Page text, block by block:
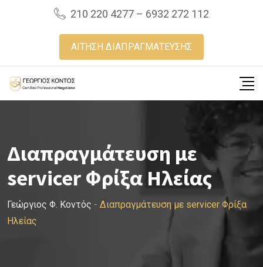
210 220 4277 – 6932 272 112
ΑΙΤΗΣΗ ΔΙΑΠΡΑΓΜΑΤΕΥΣΗΣ
Διαπραγμάτευση με
servicer Φρίξα Ηλείας
Γεώργιος Φ. Κοντός - Διαπραγμάτευση με servicer Φρίξα
Ηλείας